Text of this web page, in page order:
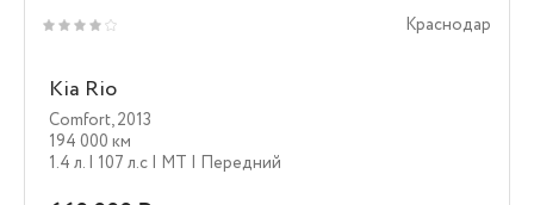
Краснодар
Kia Rio
Comfort,2013
194 000 км
1.4 л. | 107 л.c | MT | Передний